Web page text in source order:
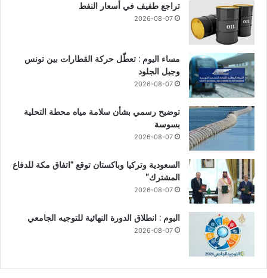
تراجع طفيف في أسعار النفط
2026-08-07
مساء اليوم : تعطّل حركة القطارات بين تونس
وجبل الجلود
2026-08-07
توضيح رسمي بشأن سلامة مياه محطة التحلية
بسوسة
2026-08-07
السعودية وتركيا وباكستان توقع “اتفاق مكة للدفاع
المشترك”
2026-08-07
اليوم : انطلاق الدورة النهائية للتوجيه الجامعي
2026-08-07